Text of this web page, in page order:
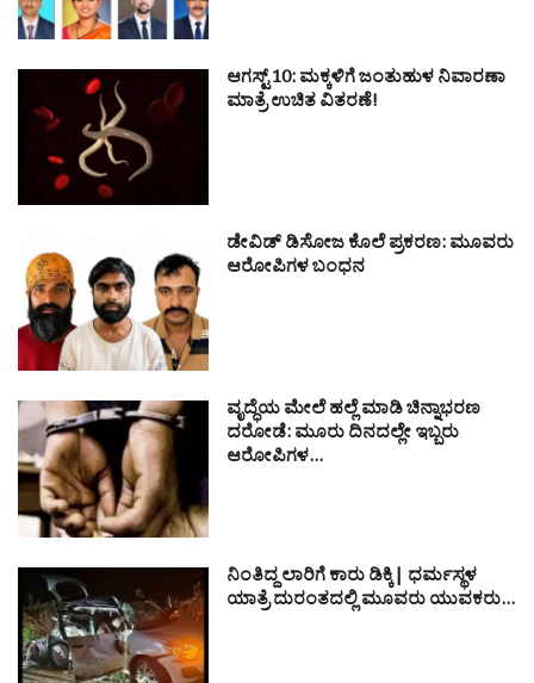
ಆಗಸ್ಟ್ 10: ಮಕ್ಕಳಿಗೆ ಜಂತುಹುಳ ನಿವಾರಣಾ
ಮಾತ್ರೆ ಉಚಿತ ವಿತರಣೆ!
ಡೇವಿಡ್ ಡಿಸೋಜ ಕೊಲೆ ಪ್ರಕರಣ: ಮೂವರು
ಆರೋಪಿಗಳ ಬಂಧನ
ವೃದ್ಧೆಯ ಮೇಲೆ ಹಲ್ಲೆ ಮಾಡಿ ಚಿನ್ನಾಭರಣ
ದರೋಡೆ: ಮೂರು ದಿನದಲ್ಲೇ ಇಬ್ಬರು
ಆರೋಪಿಗಳ…
ನಿಂತಿದ್ದ ಲಾರಿಗೆ ಕಾರು ಡಿಕ್ಕಿ| ಧರ್ಮಸ್ಥಳ
ಯಾತ್ರೆ ದುರಂತದಲ್ಲಿ ಮೂವರು ಯುವಕರು…